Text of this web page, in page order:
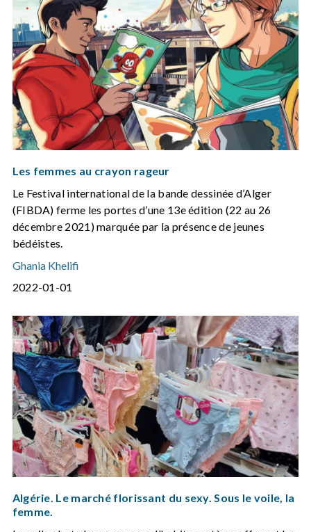
Les femmes au crayon rageur
Le Festival international de la bande dessinée d’Alger
(FIBDA) ferme les portes d’une 13e édition (22 au 26
décembre 2021) marquée par la présence de jeunes
bédéistes.
Ghania Khelifi
2022-01-01
Algérie. Le marché florissant du sexy. Sous le voile, la
femme.